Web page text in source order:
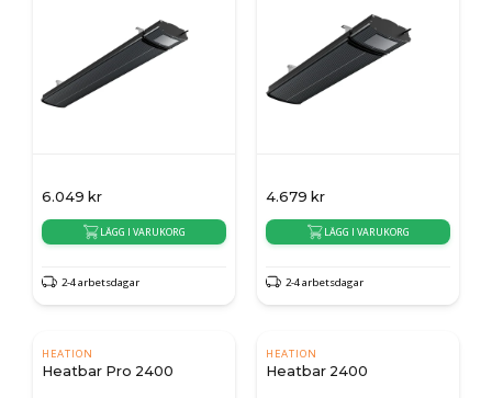
6.049 kr
LÄGG I VARUKORG
2-4 arbetsdagar
4.679 kr
LÄGG I VARUKORG
2-4 arbetsdagar
HEATION
Heatbar Pro 2400
HEATION
Heatbar 2400